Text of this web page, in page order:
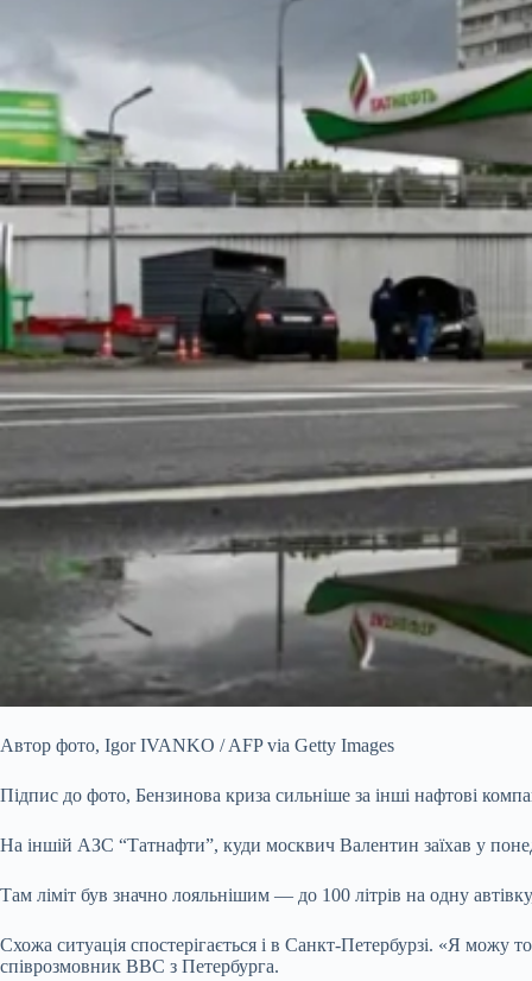
Автор фото, Igor IVANKO / AFP via Getty Images
Підпис до фото, Бензинова криза сильніше за інші нафтові
На іншій АЗС “Татнафти”, куди москвич Валентин заїхав у
Там ліміт був значно лояльнішим — до 100 літрів на одну
Схожа ситуація спостерігається і в Санкт-Петербурзі. «Я можу
співрозмовник BBC з Петербурга.